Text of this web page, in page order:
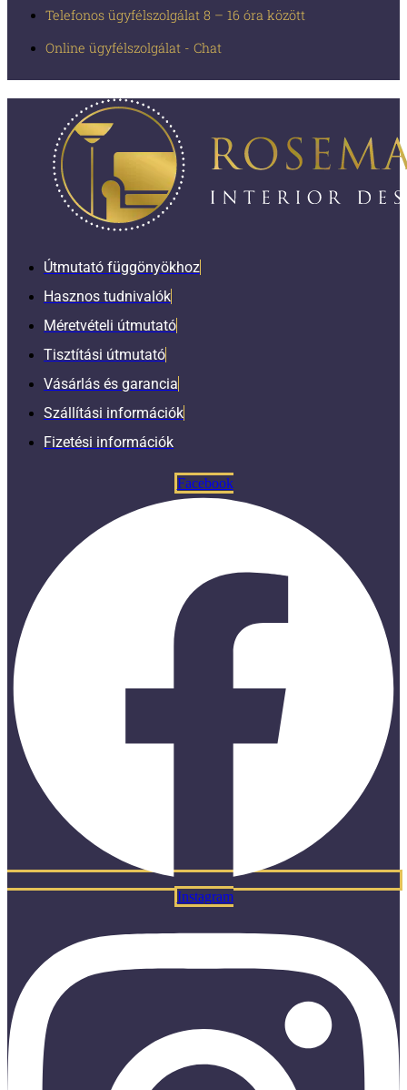
Telefonos ügyfélszolgálat 8 – 16 óra között
Online ügyfélszolgálat - Chat
Útmutató függönyökhoz
Hasznos tudnivalók
Méretvételi útmutató
Tisztítási útmutató
Vásárlás és garancia
Szállítási információk
Fizetési információk
Facebook
Instagram